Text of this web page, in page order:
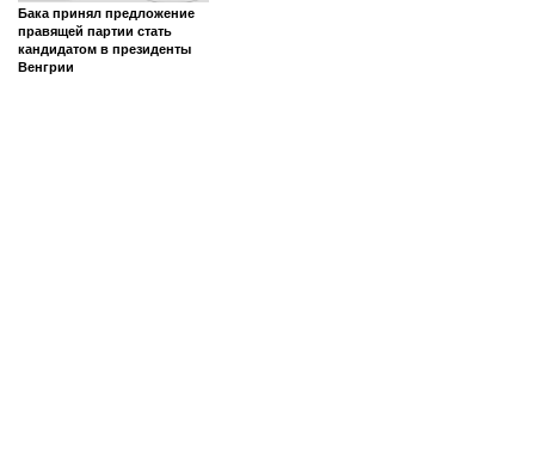
Бака принял предложение
правящей партии стать
кандидатом в президенты
Венгрии